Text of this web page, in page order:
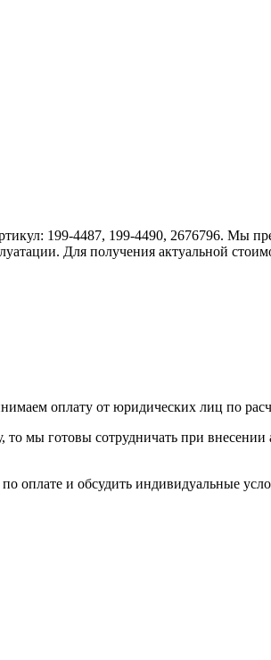
199-4487, 199-4490, 2676796. Мы
Для получения актуальной
оплату от юридических лиц по
то мы готовы сотрудничать при внесении
оплате и обсудить индивидуальные